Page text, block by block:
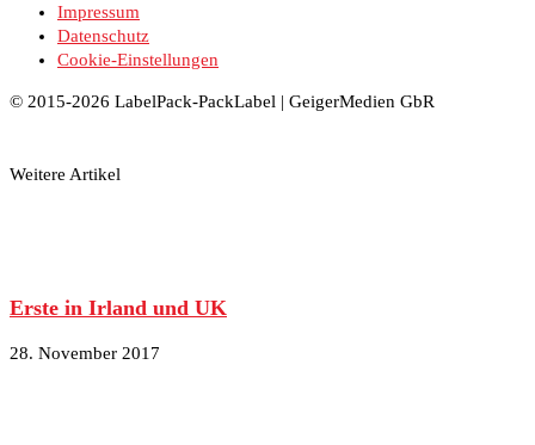
Impressum
Datenschutz
Cookie-Einstellungen
© 2015-2026 LabelPack-PackLabel | GeigerMedien GbR
Weitere Artikel
Erste in Irland und UK
28. November 2017